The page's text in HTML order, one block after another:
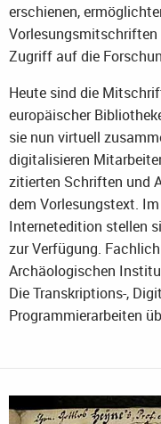
erschienen,
Zugriff auf die
Heute sind die
europäischer
sie nun virtuell
digitalisieren
zitierten Schriften und
dem Vorlesungstext.
Internetedition stellen
zur Verfügung.
Archäologischen
Die Transkriptions-,
Programmierarbeiten